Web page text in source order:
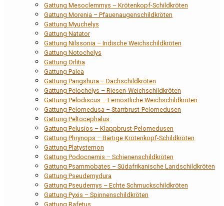
Gattung Mesoclemmys – Krötenkopf-Schildkröten
Gattung Morenia – Pfauenaugenschildkröten
Gattung Myuchelys
Gattung Natator
Gattung Nilssonia – Indische Weichschildkröten
Gattung Notochelys
Gattung Orlitia
Gattung Palea
Gattung Pangshura – Dachschildkröten
Gattung Pelochelys – Riesen-Weichschildkröten
Gattung Pelodiscus – Fernöstliche Weichschildkröten
Gattung Pelomedusa – Starrbrust-Pelomedusen
Gattung Peltocephalus
Gattung Pelusios – Klappbrust-Pelomedusen
Gattung Phrynops – Bärtige Krötenkopf-Schildkröten
Gattung Platysternon
Gattung Podocnemis – Schienenschildkröten
Gattung Psammobates – Südafrikanische Landschildkröten
Gattung Pseudemydura
Gattung Pseudemys – Echte Schmuckschildkröten
Gattung Pyxis – Spinnenschildkröten
Gattung Rafetus